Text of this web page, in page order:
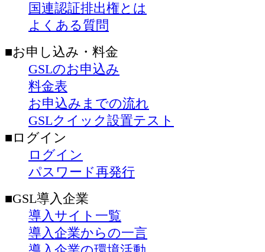
国連認証排出権とは
よくある質問
■お申し込み・料金
GSLのお申込み
料金表
お申込みまでの流れ
GSLクイック設置テスト
■ログイン
ログイン
パスワード再発行
■GSL導入企業
導入サイト一覧
導入企業からの一言